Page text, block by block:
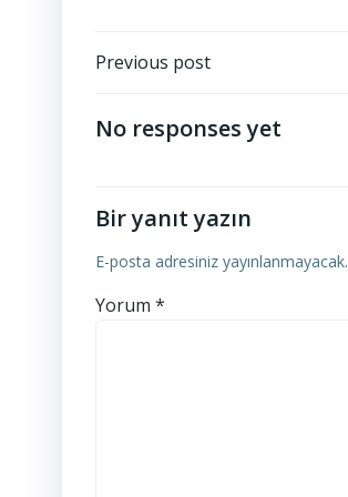
Yazı
gezinmesi
Previous post
No responses yet
Bir yanıt yazın
E-posta adresiniz yayınlanmayacak.
Yorum *